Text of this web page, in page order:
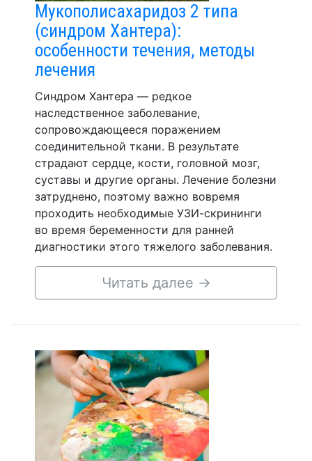
Мукополисахаридоз 2 типа
(синдром Хантера):
особенности течения, методы
лечения
Синдром Хантера — редкое
наследственное заболевание,
сопровождающееся поражением
соединительной ткани. В результате
страдают сердце, кости, головной мозг,
суставы и другие органы. Лечение болезни
затруднено, поэтому важно вовремя
проходить необходимые УЗИ-скрининги
во время беременности для ранней
диагностики этого тяжелого заболевания.
Читать далее →